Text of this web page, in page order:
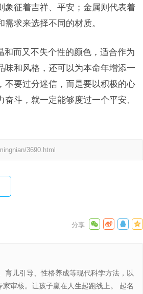
象征着吉祥、平安；金属则代表着
求来选择不同的材质。
而又不失个性的颜色，适合作为
味和风格，还可以为本命年增添一
不要过分迷信，而是要以积极的心
斗，就一定能够度过一个平安、
3690.html
育儿引导、性格养成等现代科学方法，以
审核。让孩子赢在人生起跑线上。 起名